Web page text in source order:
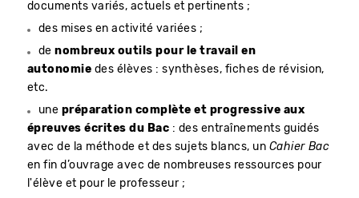
documents variés, actuels et pertinents ;
des mises en activité variées ;
denombreux outils pour le travail en
autonomie des élèves : synthèses, fiches de révision,
etc.
une préparation complète et progressive aux
épreuves écrites du Bac : des entraînements guidés
avec de la méthode et des sujets blancs, un Cahier Bac
en fin d’ouvrage avec de nombreuses ressources pour
l'élève et pour le professeur ;